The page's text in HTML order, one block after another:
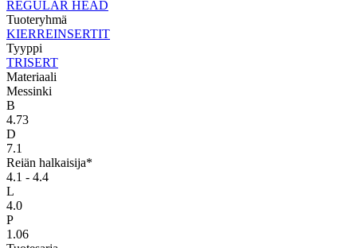
REGULAR HEAD
Tuoteryhmä
KIERREINSERTIT
Tyyppi
TRISERT
Materiaali
Messinki
B
4.73
D
7.1
Reiän halkaisija*
4.1 - 4.4
L
4.0
P
1.06